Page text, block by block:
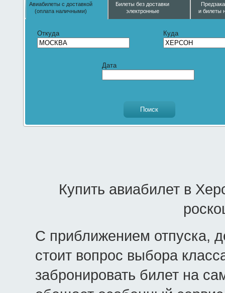
Авиабилеты с доставкой
(оплата наличными)
Билеты без доставки
электронные
и билеты
Откуда Куда
Дата
Купить авиабилет в
С приближением отпуска,
стоит вопрос выбора
забронировать билет на